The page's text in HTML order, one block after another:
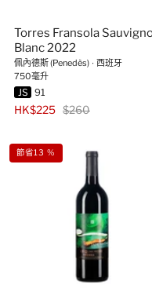
Torres Fransola
Blanc 2022
佩內德斯 (Penedès) ∙ 西班牙
750毫升
JS 91
HK$225 $260
節省13 %